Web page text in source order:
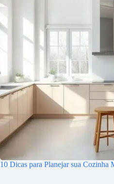
10 Dicas para Planejar sua Cozinha